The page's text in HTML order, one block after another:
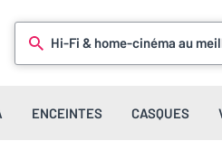
Hi-Fi & home-cinéma au
ENCEINTES CASQUES